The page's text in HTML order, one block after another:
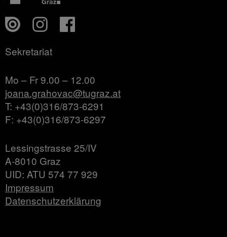
Sekretariat
Mo – Fr 9.00 – 12.00
joana.grahovac@tugraz.at
T: +43(0)316/873-6291
F: +43(0)316/873-6297
Lessingstrasse 25/IV
A-8010 Graz
UID: ATU 574 77 929
Impressum
Datenschutzerklärung